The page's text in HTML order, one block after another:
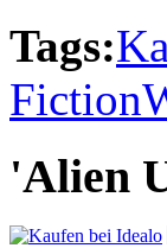
Tags:
Fiction
'Alien